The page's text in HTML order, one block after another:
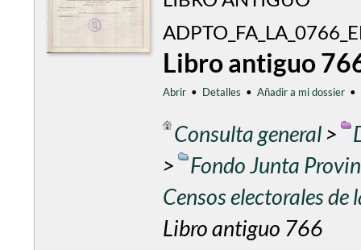
Libro antiguo
Abrir • Detalles • Añadir a mi dossier •
Consulta general>
>
Fondo Junta
Censos electorales
Libro antiguo 766